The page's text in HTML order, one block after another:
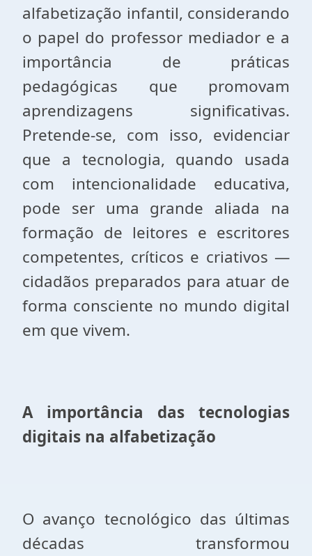
alfabetização infantil, considerando
o papel do professor mediador e a
importância de práticas
pedagógicas que promovam
aprendizagens significativas.
Pretende-se, com isso, evidenciar
que a tecnologia, quando usada
com intencionalidade educativa,
pode ser uma grande aliada na
formação de leitores e escritores
competentes, críticos e criativos —
cidadãos preparados para atuar de
forma consciente no mundo digital
em que vivem.
A importância das tecnologias
digitais na alfabetização
O avanço tecnológico das últimas
décadas transformou